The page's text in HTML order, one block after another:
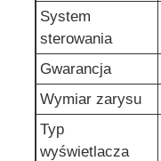
System
sterowania
Gwarancja
Wymiar zarysu
Typ
wyświetlacza